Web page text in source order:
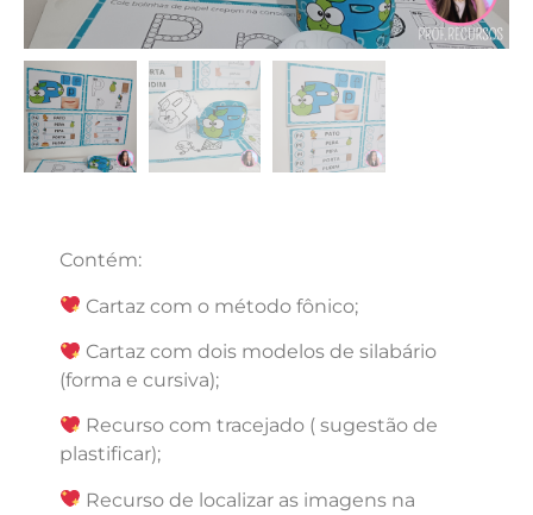
Contém:
Cartaz com o método fônico;
Cartaz com dois modelos de silabário
(forma e cursiva);
Recurso com tracejado ( sugestão de
plastificar);
Recurso de localizar as imagens na